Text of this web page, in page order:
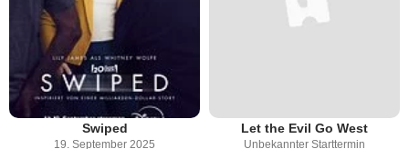
Swiped
19. September 2025
Let the Evil Go West
Unbekannter Starttermin